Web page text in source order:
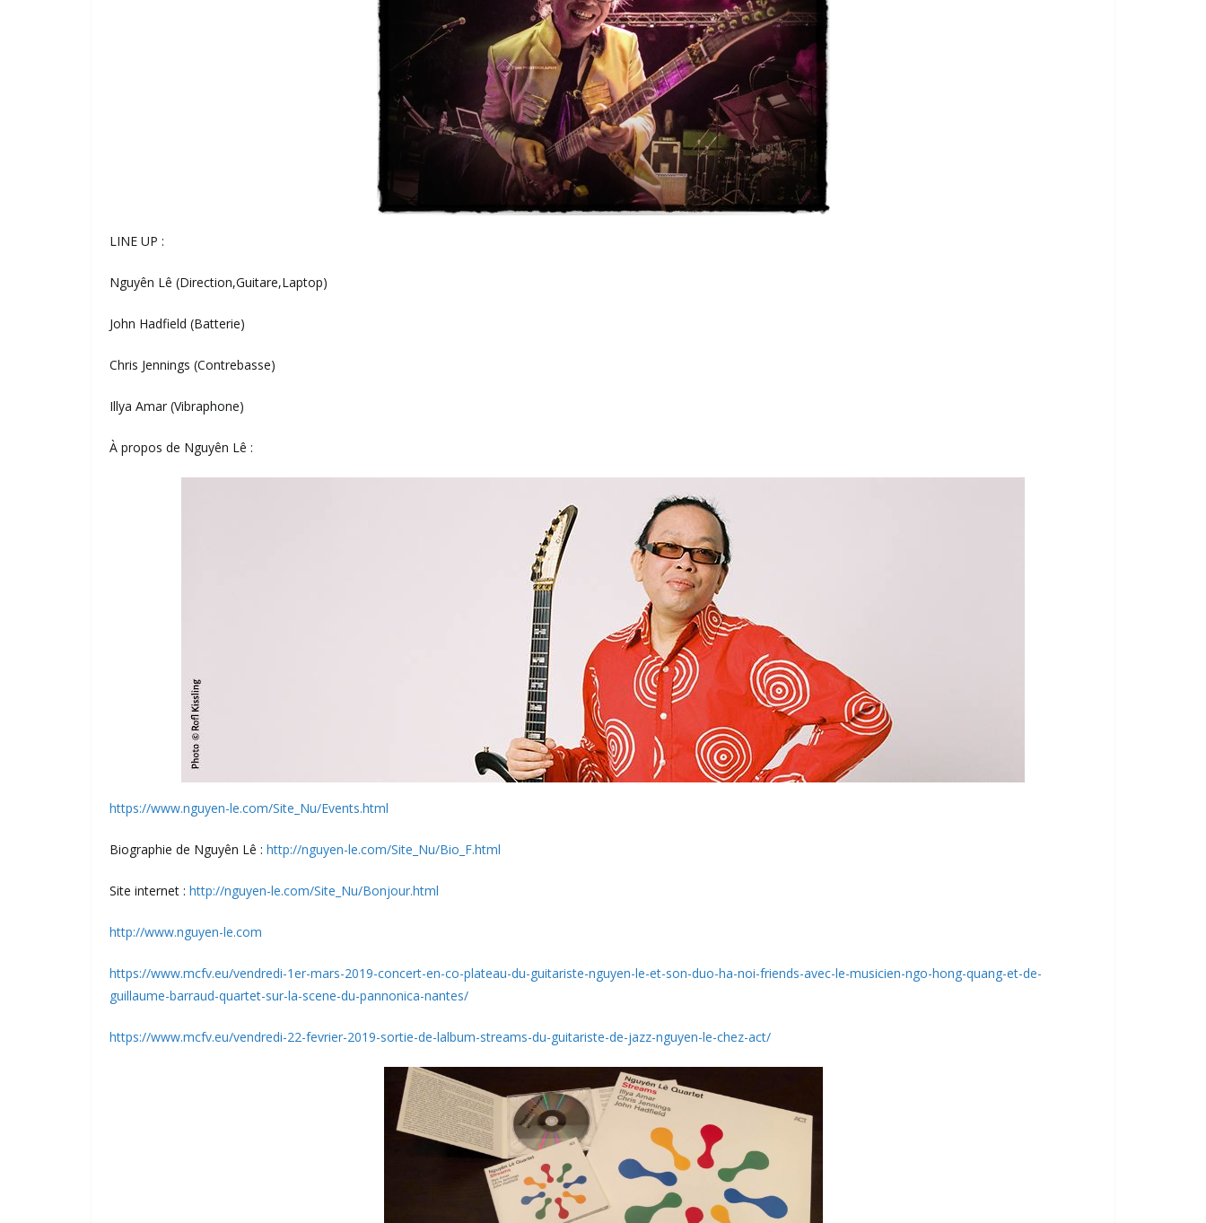
LINE UP :
Nguyên Lê (Direction,Guitare,Laptop)
John Hadfield (Batterie)
Chris Jennings (Contrebasse)
Illya Amar (Vibraphone)
À propos de Nguyên Lê :
https://www.nguyen-le.com/Site_Nu/Events.html
Biographie de Nguyên Lê : http://nguyen-le.com/Site_Nu/Bio_F.html
Site internet : http://nguyen-le.com/Site_Nu/Bonjour.html
http://www.nguyen-le.com
https://www.mcfv.eu/vendredi-1er-mars-2019-concert-en-co-plateau-du-guitariste-nguyen-le-et-son-duo-ha-noi-friends-avec-le-musicien-ngo-hong-quang-et-de-
guillaume-barraud-quartet-sur-la-scene-du-pannonica-nantes/
https://www.mcfv.eu/vendredi-22-fevrier-2019-sortie-de-lalbum-streams-du-guitariste-de-jazz-nguyen-le-chez-act/